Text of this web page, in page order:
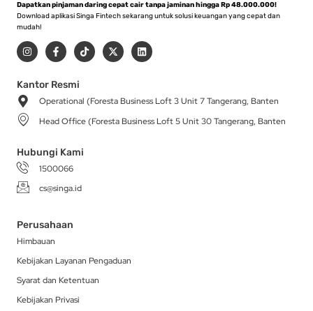
Dapatkan pinjaman daring cepat cair tanpa jaminan hingga Rp 48.000.000!
Download aplikasi Singa Fintech sekarang untuk solusi keuangan yang cepat dan
mudah!
I
n
s
a
g
r
a
m
F
a
c
b
o
-
T
i
k
X
-
t
t
r
L
i
n
i
Kantor Resmi
Operational (Foresta Business Loft 3 Unit 7 Tangerang, Banten
Head Office (Foresta Business Loft 5 Unit 30 Tangerang, Banten
Hubungi Kami
1500066
cs@singa.id
Perusahaan
Himbauan
Kebijakan Layanan Pengaduan
Syarat dan Ketentuan
Kebijakan Privasi